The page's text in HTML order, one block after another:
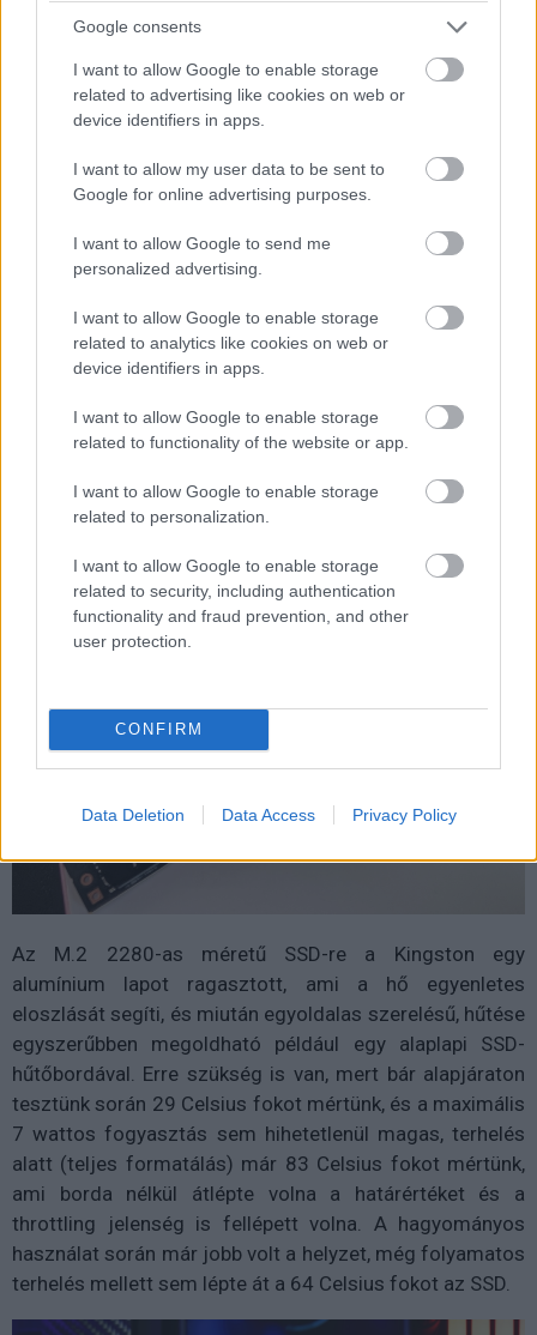
Google consents
I want to allow Google to enable storage
related to advertising like cookies on web or
device identifiers in apps.
I want to allow my user data to be sent to
Google for online advertising purposes.
I want to allow Google to send me
personalized advertising.
I want to allow Google to enable storage
related to analytics like cookies on web or
device identifiers in apps.
I want to allow Google to enable storage
related to functionality of the website or app.
I want to allow Google to enable storage
related to personalization.
I want to allow Google to enable storage
related to security, including authentication
functionality and fraud prevention, and other
user protection.
CONFIRM
Data Deletion Data Access Privacy Policy
A Kingston FURY Renegade G5 1, 2 és 4 TB-os
kapacitással érhető el, a 8 TB-os modell pedig ősszel
várható. A tesztre érkezett 2 TB-os modell egyoldalas
kiszerelésű, és a fent már említett Silicon Motion
SM2508 vezérlőchip dolgozik rajta. Ehhez egy alacsony
fogyasztású LPDDR4 RAM modul is kapcsolódik, ami a
topkategóriás modellről van szó, nem a költséghatékony
SLC-szerű NAND-cache-elést választotta a Kingston.
Pontosabban ezt a trükköt is bevetette, így a DRAM
(aminek kapacitása nem ismert, de vélhetően 2 GB)
mellett a NAND egy részét is felhasználja a vezérlő az
írási feladatok felgyorsítására. A TLC szervezésű (Triple
Level Cell) NAND flash chipeket a Kioxia gyártja, a BiCS8
tartoznak.
Az M.2 2280-as méretű SSD-re a Kingston egy
alumínium lapot ragasztott, ami a hő egyenletes
eloszlását segíti, és miután egyoldalas szerelésű, hűtése
egyszerűbben megoldható például egy alaplapi SSD-
hűtőbordával. Erre szükség is van, mert bár alapjáraton
tesztünk során 29 Celsius fokot mértünk, és a maximális
7 wattos fogyasztás sem hihetetlenül magas, terhelés
alatt (teljes formatálás) már 83 Celsius fokot mértünk,
ami borda nélkül átlépte volna a határértéket és a
throttling jelenség is fellépett volna. A hagyományos
használat során már jobb volt a helyzet, még folyamatos
terhelés mellett sem lépte át a 64 Celsius fokot az SSD.